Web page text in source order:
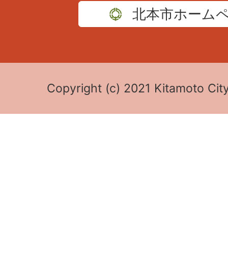
北本市ホーム
Copyright (c) 2021 Kitamoto